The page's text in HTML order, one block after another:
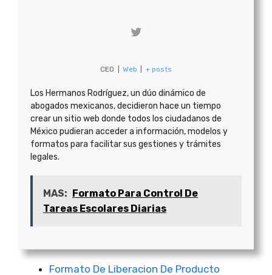
CEO Web + posts
Los Hermanos Rodríguez, un dúo dinámico de
abogados mexicanos, decidieron hace un tiempo
crear un sitio web donde todos los ciudadanos de
México pudieran acceder a información, modelos y
formatos para facilitar sus gestiones y trámites
legales.
MAS: Formato Para Control De
Tareas Escolares Diarias
Formato De Liberacion De Producto